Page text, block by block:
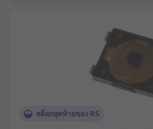
สต็อกสุดท้ายของ RS